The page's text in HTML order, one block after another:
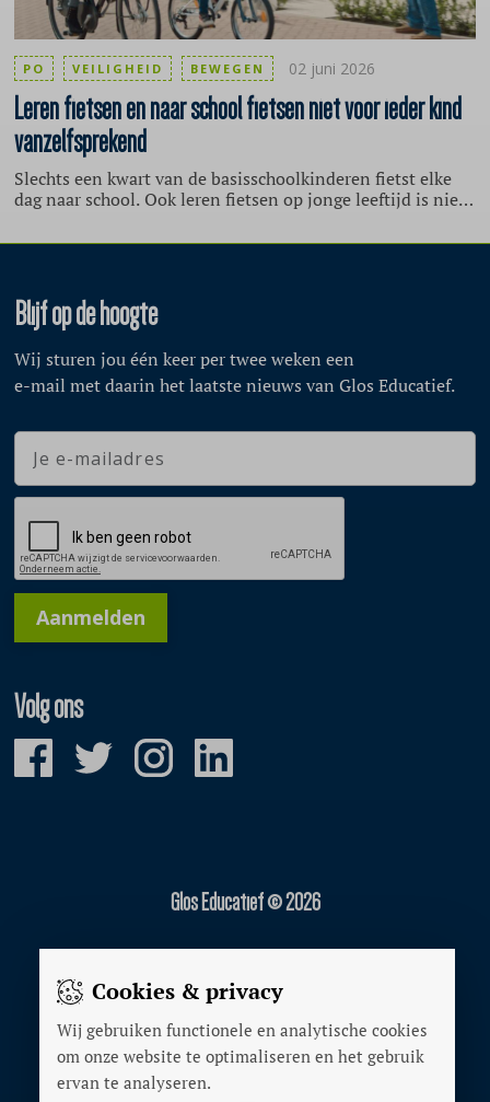
Cookies & privacy
Wij gebruiken functionele en analytische cookies
om onze website te optimaliseren en het gebruik
ervan te analyseren.
Lerenfietsen en naar school fietsen niet voor ieder kind
vanzelfsprekend
Slechts een kwart van de basisschoolkinderen fietst elke
dag naar school. Ook leren fietsen op jonge leeftijd is niet
onderzoeken van het Mulier Instituut.
PO VEILIGHEID BEWEGEN 02 juni 2026
Blijf op de hoogte
Wij sturen jou één keer per twee weken een
e-mail met daarin het laatste nieuws van Glos Educatief.
Aanmelden
Volg ons
Glos Educatief © 2026
OVER ONS